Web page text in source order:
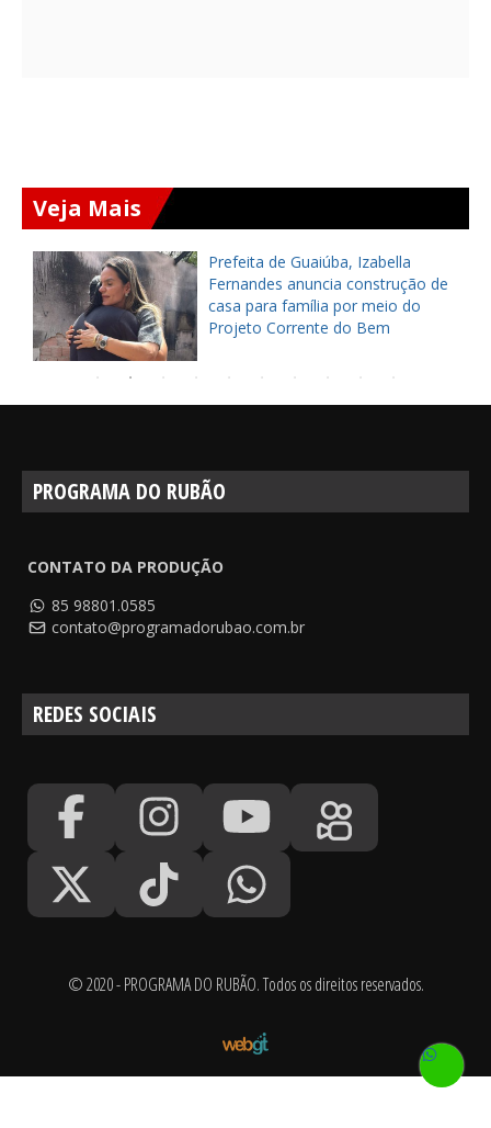
Veja Mais
Prefeita de Guaiúba, Izabella
Fernandes anuncia construção de
casa para família por meio do
Projeto Corrente do Bem
PROGRAMA DO RUBÃO
CONTATO DA PRODUÇÃO
85 98801.0585
contato@programadorubao.com.br
REDES SOCIAIS
© 2020 - PROGRAMA DO RUBÃO. Todos os direitos reservados.